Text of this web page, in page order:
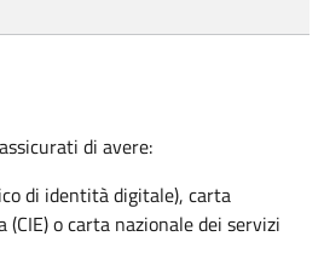
di avere:
di identità digitale), carta
o carta nazionale dei servizi